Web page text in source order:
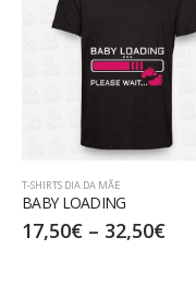
T-SHIRTS PARA PAIS
Cool Dad
15,00€–30,00